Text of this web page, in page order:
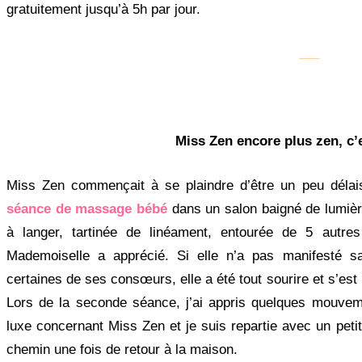
gratuitement jusqu’à 5h par jour.
Miss Zen encore plus zen,
Miss Zen commençait à se plaindre d’être un peu
séance de massage bébé dans un salon baigné de
à langer, tartinée de linéament, entourée de 5
Mademoiselle a apprécié. Si elle n’a pas manifesté
certaines de ses consœurs, elle a été tout sourire et
Lors de la seconde séance, j’ai appris quelques
luxe concernant Miss Zen et je suis repartie avec un
chemin une fois de retour à la maison.